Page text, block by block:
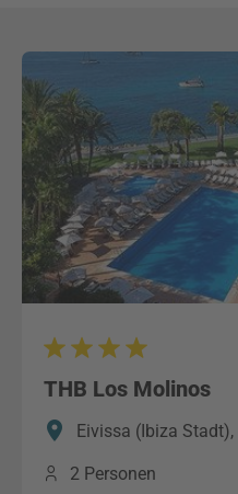
THB Los Molinos
Eivissa (Ibiza
2 Personen